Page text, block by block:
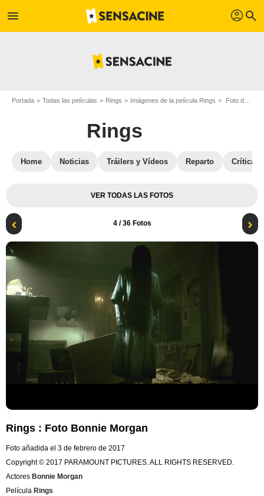
menu profil search
Portada Todas las películas Rings Imágenes de la película Rings Foto de la película Rings - Foto 4
Rings
Home Noticias Tráilers y Vídeos Reparto Críticas
VER TODAS LAS FOTOS
4/ 36 Fotos
Rings : Foto Bonnie Morgan
Foto añadida el 3 de febrero de 2017
Copyright © 2017 PARAMOUNT PICTURES. ALL RIGHTS RESERVED.
Actores Bonnie Morgan
Película Rings